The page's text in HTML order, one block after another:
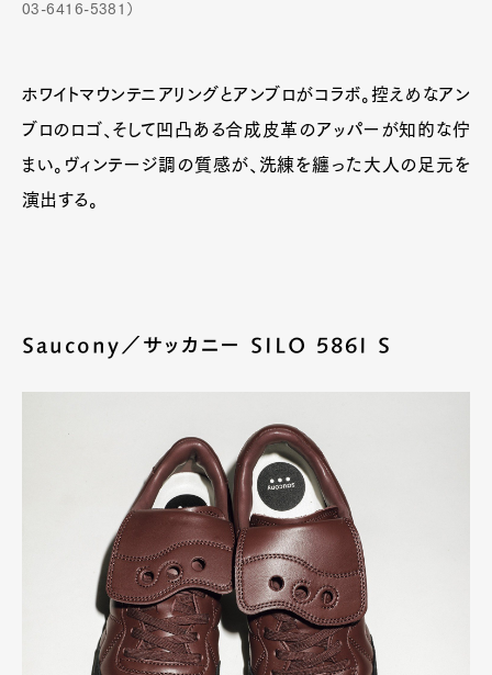
Art&DesignWatch
Fashion
Gourmet
ProductCultureLifestyle
Pen Membership
Magazine
Official Columnist
About
Contact
03-6416-5381）
ホワイトマウンテニアリングとアンブロがコラボ。控えめなアン
ブロのロゴ、そして凹凸ある合成皮革のアッパーが知的な佇
まい。ヴィンテージ調の質感が、洗練を纏った大人の足元を
演出する。
Saucony／サッカニー SILO 586I S